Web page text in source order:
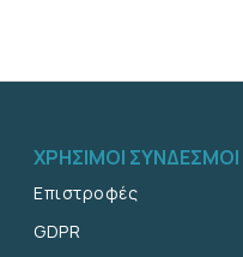
ΧΡΗΣΙΜΟΙ ΣΥΝΔΕΣΜΟΙ
Επιστροφές
GDPR